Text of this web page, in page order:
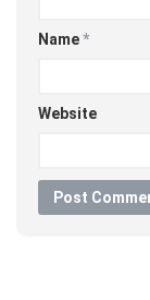
Name*
Website